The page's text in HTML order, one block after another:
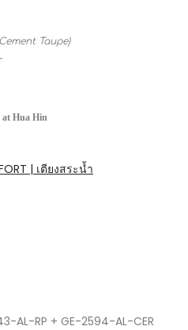
Taupe)
at Hua Hin
| เตียงสระน้ำ
AL-RP + GE-2594-AL-CER